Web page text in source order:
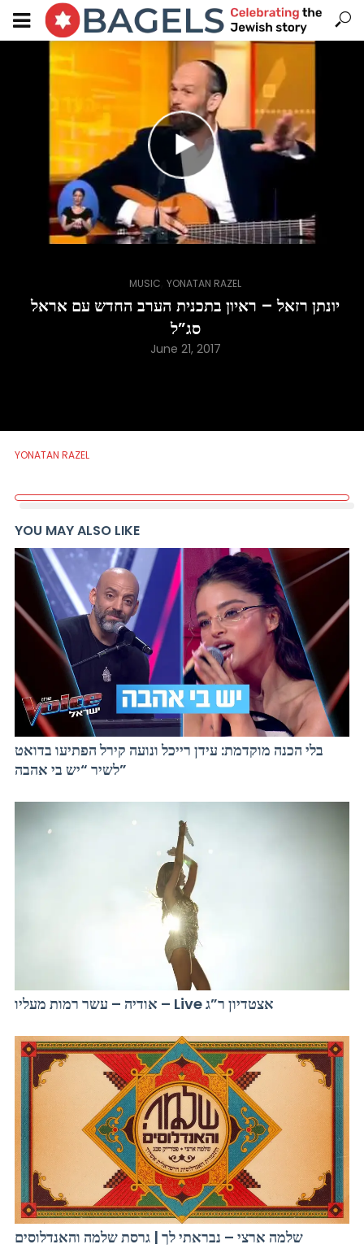
MUSIC ,YONATAN RAZEL
יונתן רזאל – ראיון בתכנית הערב החדש עם אראל
סג”ל
June 21, 2017
YONATAN RAZEL
YOU MAY ALSO LIKE
בלי הכנה מוקדמת: עידן רייכל ונועה קירל הפתיעו בדואט
לשיר “יש בי אהבה”
אודיה – עשר רמות מעליו – Live אצטדיון ר”ג
שלמה ארצי – נבראתי לך | גרסת שלמה והאנדלוסים